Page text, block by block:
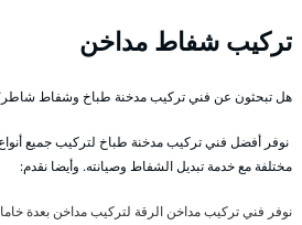
تركيب شفاط مداخن
هل تبحثون عن فني تركيب مدخنة طباخ وشفاط
نوفر أفضل فني تركيب مدخنة طباخ لتركيب جميع
مختلفة مع خدمة تبديل الشفاط وصيانته. وأيضا نقدم:
نوفر فني تركيب مداخن الرقة لتركيب مداخن بعدة